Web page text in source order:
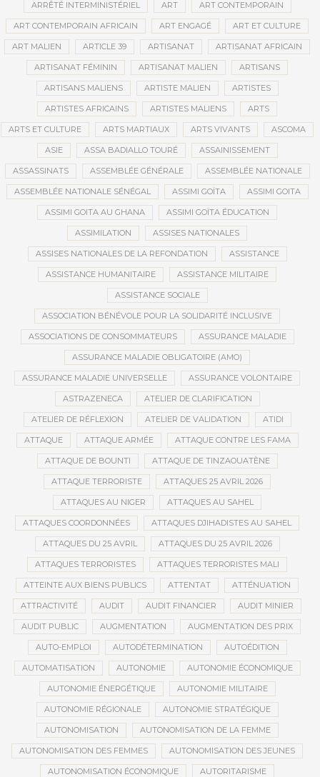
ARRÊTÉ INTERMINISTÉRIEL ART ART CONTEMPORAIN
ART CONTEMPORAIN AFRICAIN ART ENGAGÉ ART ET CULTURE
ART MALIEN ARTICLE 39 ARTISANAT ARTISANAT AFRICAIN
ARTISANAT FÉMININ ARTISANAT MALIEN ARTISANS
ARTISANS MALIENS ARTISTE MALIEN ARTISTES
ARTISTES AFRICAINS ARTISTES MALIENS ARTS
ARTS ET CULTURE ARTS MARTIAUX ARTS VIVANTS ASCOMA
ASIE ASSA BADIALLO TOURÉ ASSAINISSEMENT
ASSASSINATS ASSEMBLÉE GÉNÉRALE ASSEMBLÉE NATIONALE
ASSEMBLÉE NATIONALE SÉNÉGAL ASSIMI GOÏTA ASSIMI GOITA
ASSIMI GOITA AU GHANA ASSIMI GOÏTA ÉDUCATION
ASSIMILATION ASSISES NATIONALES
ASSISES NATIONALES DE LA REFONDATION ASSISTANCE
ASSISTANCE HUMANITAIRE ASSISTANCE MILITAIRE
ASSISTANCE SOCIALE
ASSOCIATION BÉNÉVOLE POUR LA SOLIDARITÉ INCLUSIVE
ASSOCIATIONS DE CONSOMMATEURS ASSURANCE MALADIE
ASSURANCE MALADIE OBLIGATOIRE (AMO)
ASSURANCE MALADIE UNIVERSELLE ASSURANCE VOLONTAIRE
ASTRAZENECA ATELIER DE CLARIFICATION
ATELIER DE RÉFLEXION ATELIER DE VALIDATION ATIDI
ATTAQUE ATTAQUE ARMÉE ATTAQUE CONTRE LES FAMA
ATTAQUE DE BOUNTI ATTAQUE DE TINZAOUATÈNE
ATTAQUE TERRORISTE ATTAQUES 25 AVRIL 2026
ATTAQUES AU NIGER ATTAQUES AU SAHEL
ATTAQUES COORDONNÉES ATTAQUES DJIHADISTES AU SAHEL
ATTAQUES DU 25 AVRIL ATTAQUES DU 25 AVRIL 2026
ATTAQUES TERRORISTES ATTAQUES TERRORISTES MALI
ATTEINTE AUX BIENS PUBLICS ATTENTAT ATTÉNUATION
ATTRACTIVITÉ AUDIT AUDIT FINANCIER AUDIT MINIER
AUDIT PUBLIC AUGMENTATION AUGMENTATION DES PRIX
AUTO-EMPLOI AUTODÉTERMINATION AUTOÉDITION
AUTOMATISATION AUTONOMIE AUTONOMIE ÉCONOMIQUE
AUTONOMIE ÉNERGÉTIQUE AUTONOMIE MILITAIRE
AUTONOMIE RÉGIONALE AUTONOMIE STRATÉGIQUE
AUTONOMISATION AUTONOMISATION DE LA FEMME
AUTONOMISATION DES FEMMES AUTONOMISATION DES JEUNES
AUTONOMISATION ÉCONOMIQUE AUTORITARISME